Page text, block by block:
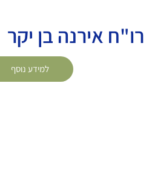
רו"ח אירנה בן יקר
למידע נוסף